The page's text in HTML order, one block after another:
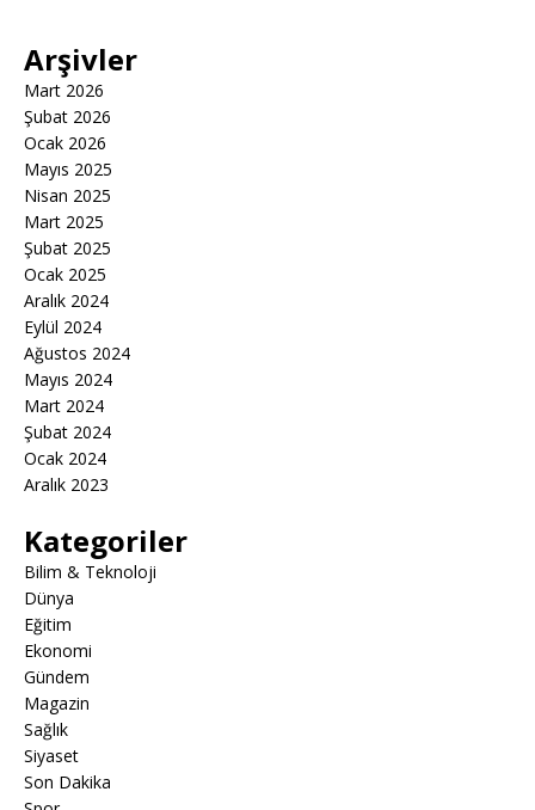
Arşivler
Mart 2026
Şubat 2026
Ocak 2026
Mayıs 2025
Nisan 2025
Mart 2025
Şubat 2025
Ocak 2025
Aralık 2024
Eylül 2024
Ağustos 2024
Mayıs 2024
Mart 2024
Şubat 2024
Ocak 2024
Aralık 2023
Kategoriler
Bilim & Teknoloji
Dünya
Eğitim
Ekonomi
Gündem
Magazin
Sağlık
Siyaset
Son Dakika